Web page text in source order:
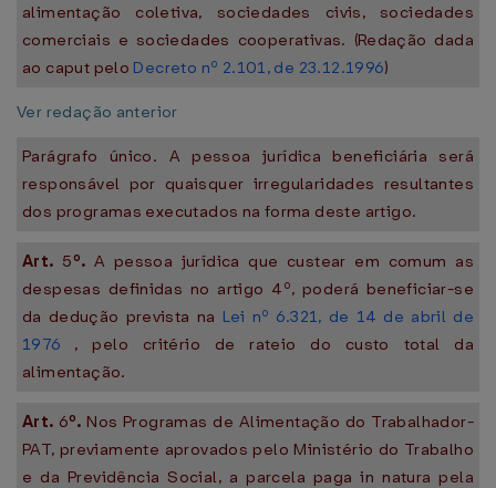
alimentação coletiva, sociedades civis, sociedades
comerciais e sociedades cooperativas. (Redação dada
ao caput pelo Decreto nº 2.101, de 23.12.1996)
Ver redação anterior
Parágrafo único. A pessoa jurídica beneficiária será
responsável por quaisquer irregularidades resultantes
dos programas executados na forma deste artigo.
Art. 5º. A pessoa jurídica que custear em comum as
despesas definidas no artigo 4º, poderá beneficiar-se
da dedução prevista na Lei nº 6.321, de 14 de abril de
1976 , pelo critério de rateio do custo total da
alimentação.
Art. 6º. Nos Programas de Alimentação do Trabalhador-
PAT, previamente aprovados pelo Ministério do Trabalho
e da Previdência Social, a parcela paga in natura pela